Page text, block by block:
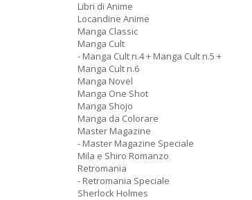
Libri di Anime
Locandine Anime
Manga Classic
Manga Cult
- Manga Cult n.4 + Manga Cult n.5 +
Manga Cult n.6
Manga Novel
Manga One Shot
Manga Shojo
Manga da Colorare
Master Magazine
- Master Magazine Speciale
Mila e Shiro Romanzo
Retromania
- Retromania Speciale
Sherlock Holmes